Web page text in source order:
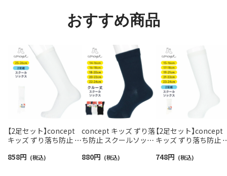
おすすめ商品
【2足セット】concept
キッズ ずり落ち防止 ス
ックス 足首パール編み
858円 (税込)
concept キッズ ずり落
ち防止 スクールソック
編み かかと大きめ 直角
880円 (税込)
【2足セット】concept
キッズ ずり落ち防止
ックス 足首パール編
748円 (税込)